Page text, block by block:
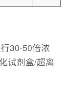
30-50倍浓
试剂盒/超离